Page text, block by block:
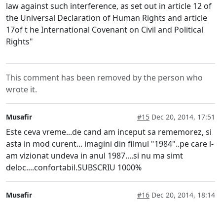
law against such interference, as set out in article 12 of
the Universal Declaration of Human Rights and article
17of t he International Covenant on Civil and Political
Rights"
This comment has been removed by the person who
wrote it.
Musafir #15 Dec 20, 2014, 17:51
Este ceva vreme...de cand am inceput sa rememorez, si
asta in mod curent... imagini din filmul "1984"..pe care l-
am vizionat undeva in anul 1987....si nu ma simt
deloc....confortabil.SUBSCRIU 1000%
Musafir #16 Dec 20, 2014, 18:14